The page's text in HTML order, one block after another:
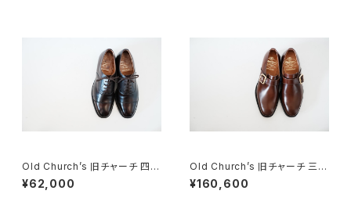
Old Church’s 旧チャーチ 四都
市 キャップトウ 65G
¥62,000
Old Church’s 旧チャーチ 三都
市 WESTBURY 65G DEADS
TOCK
¥160,600